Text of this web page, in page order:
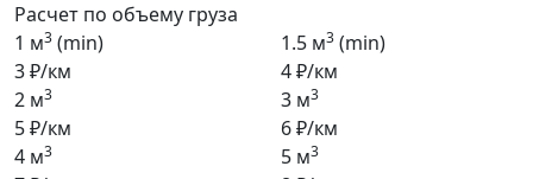
Расчет по объему груза
1 м3 (min)
3 ₽/км
1.5 м3 (min)
4 ₽/км
2 м3
5 ₽/км
3 м3
6 ₽/км
4 м3 5 м3